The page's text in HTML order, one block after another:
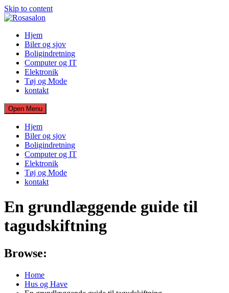
Skip to content
Hjem
Biler og sjov
Boligindretning
Computer og IT
Elektronik
Tøj og Mode
kontakt
Open Menu
Hjem
Biler og sjov
Boligindretning
Computer og IT
Elektronik
Tøj og Mode
kontakt
En grundlæggende guide til
tagudskiftning
Browse:
Home
Hus og Have